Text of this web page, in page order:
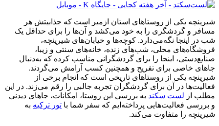
شیرینچه یکی از روستاهای استان ازمیر است که جذابیتش هر
مسافر و گردشگری را به خود می‌کشد و آن‌ها را برای حداقل یک
شب در اینجا نگه‌می‌دارد. کوچه‌ها و خیابان‌های شیرینچه،
فروشگاه‌های محلی، شب‌های زنده، خانه‌های سنتی و زیبا،
صنایع‌دستی، اینجا را برای گردشگرانی مناسب کرده که به‌دنبال
جاهای خاصی برای تفریح و همچنین کسب آرامش می‌گردند.
شیرینچه یکی از روستاهای تاریخی است که انجام برخی از
فعالیت‌ها در آن برای گردشگران تجربه جالبی را رقم می‌زند. در این
مطلب از لست سکند به بررسی این روستا، امکانات، جاهای دیدنی
و بررسی فعالیت‌هایی پرداخته‌ایم که سفر شما با تور ترکیه به
شیرینچه را متفاوت می‌کند.